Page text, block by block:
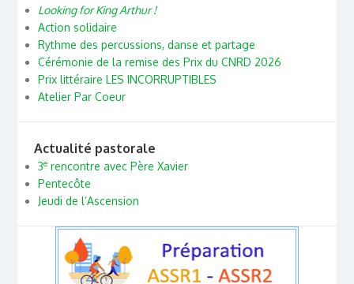
Looking for King Arthur !
Action solidaire
Rythme des percussions, danse et partage
Cérémonie de la remise des Prix du CNRD 2026
Prix littéraire LES INCORRUPTIBLES
Atelier Par Coeur
Actualité pastorale
3erencontre avec Père Xavier
Pentecôte
Jeudi de l’Ascension